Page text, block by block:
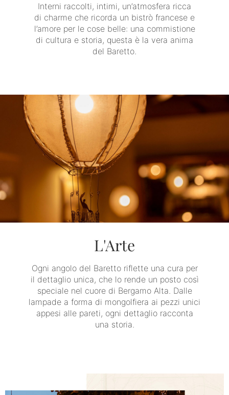
Interni raccolti, intimi, un’atmosfera ricca
di charme che ricorda un bistrò francese e
l’amore per le cose belle: una commistione
di cultura e storia, questa è la vera anima
del Baretto.
L'Arte
Ogni angolo del Baretto riflette una cura per
il dettaglio unica, che lo rende un posto così
speciale nel cuore di Bergamo Alta. Dalle
lampade a forma di mongolfiera ai pezzi unici
appesi alle pareti, ogni dettaglio racconta
una storia.